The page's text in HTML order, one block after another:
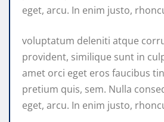
eget, arcu. In enim justo,
voluptatum deleniti atque
provident, similique sunt in
amet orci eget eros faucibus
pretium quis, sem. Nulla
eget, arcu. In enim justo,